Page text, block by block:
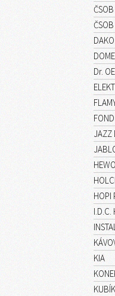
ČSOB
DAKO
Dr.
JAZZ
HEWO
HOPI
I.D.C.
KIA
KUBÍK